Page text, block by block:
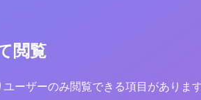
閲覧
ーザーのみ閲覧できる項目がありま